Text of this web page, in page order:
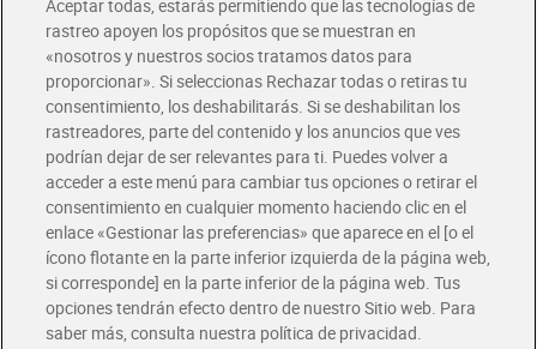
Glovo y Uber Eats
Solicita tu factura de Glovo o Uber Eats
Únete al CLUB Dia
Disfruta las ventajas y ofertas exclusivas.
Descárgate la APP Dia
Folletos y Tiendas
Descubre las mejores ofertas y busca tu tienda más cercana
Aceptar todas, estarás permitiendo que las tecnologías de
rastreo apoyen los propósitos que se muestran en
«nosotros y nuestros socios tratamos datos para
proporcionar». Si seleccionas Rechazar todas o retiras tu
consentimiento, los deshabilitarás. Si se deshabilitan los
rastreadores, parte del contenido y los anuncios que ves
podrían dejar de ser relevantes para ti. Puedes volver a
acceder a este menú para cambiar tus opciones o retirar el
consentimiento en cualquier momento haciendo clic en el
enlace «Gestionar las preferencias» que aparece en el [o el
ícono flotante en la parte inferior izquierda de la página web,
si corresponde] en la parte inferior de la página web. Tus
opciones tendrán efecto dentro de nuestro Sitio web. Para
saber más, consulta nuestra política de privacidad.